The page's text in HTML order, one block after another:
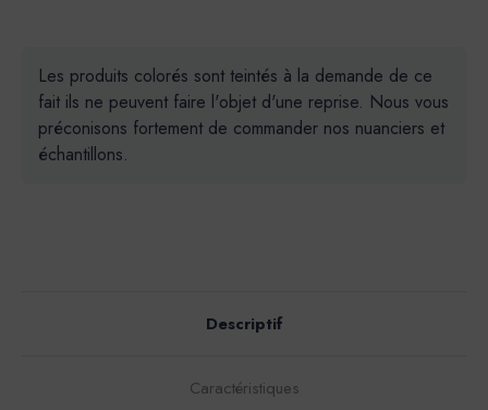
Les produits colorés sont teintés à la demande de ce
fait ils ne peuvent faire l'objet d'une reprise. Nous vous
préconisons fortement de commander nos nuanciers et
échantillons.
Descriptif
Caractéristiques